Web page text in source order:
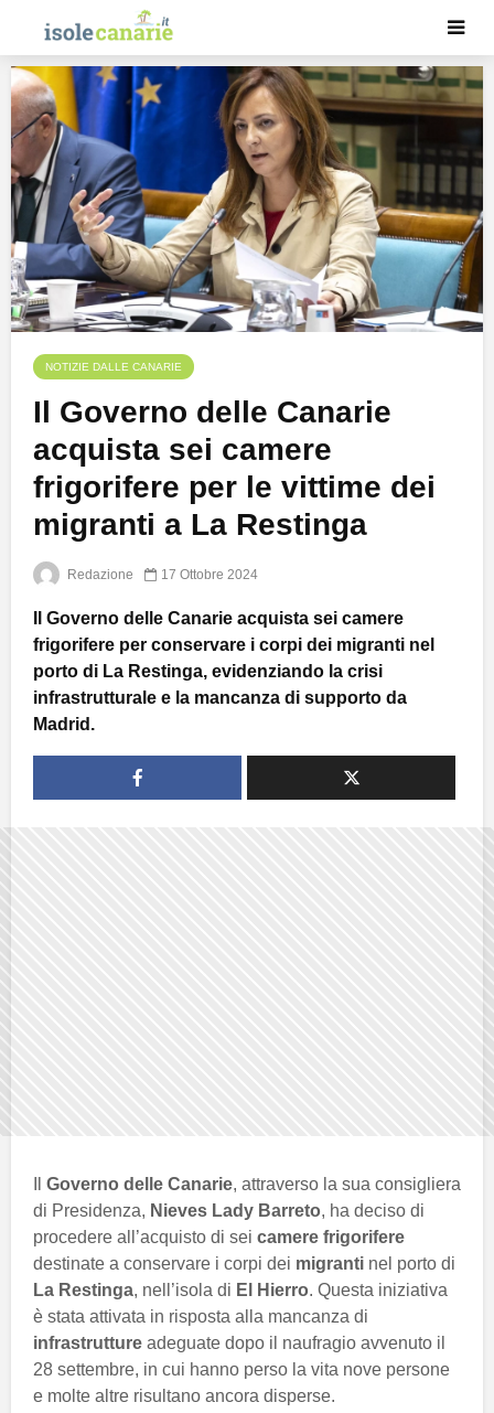
NOTIZIE DALLE CANARIE
Il Governo delle Canarie
acquista sei camere
frigorifere per le vittime dei
migranti a La Restinga
Redazione 17 Ottobre 2024
Il Governo delle Canarie acquista sei camere
frigorifere per conservare i corpi dei migranti nel
porto di La Restinga, evidenziando la crisi
infrastrutturale e la mancanza di supporto da
Madrid.
Governo delle Canarie, attraverso la sua consigliera
di Presidenza, Nieves Lady Barreto, ha deciso di
procedere all’acquisto di sei camere frigorifere
destinate a conservare i corpi dei migranti nel porto di
La Restinga, nell’isola di El Hierro. Questa iniziativa
è stata attivata in risposta alla mancanza di
infrastrutture adeguate dopo il naufragio avvenuto il
28 settembre, in cui hanno perso la vita nove persone
e molte altre risultano ancora disperse.